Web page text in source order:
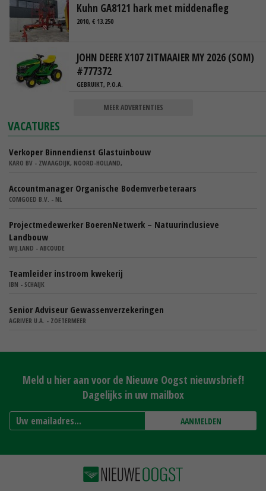
Kuhn GA8121 hark met middenafleg
2010, € 13.250
JOHN DEERE X107 ZITMAAIER MY 2026 (SOM)
#777372
GEBRUIKT, P.O.A.
MEER ADVERTENTIES
VACATURES
Verkoper Binnendienst Glastuinbouw
KARO BV - ZWAAGDIJK, NOORD-HOLLAND,
Accountmanager Organische Bodemverbeteraars
COMGOED B.V. - NL
Projectmedewerker BoerenNetwerk – Natuurinclusieve
Landbouw
WIJ.LAND - ABCOUDE
Teamleider instroom kwekerij
IBN - SCHAIJK
Senior Adviseur Gewassenverzekeringen
AGRIVER U.A. - ZOETERMEER
Meld u hier aan voor de Nieuwe Oogst nieuwsbrief!
Dagelijks in uw mailbox
AANMELDEN